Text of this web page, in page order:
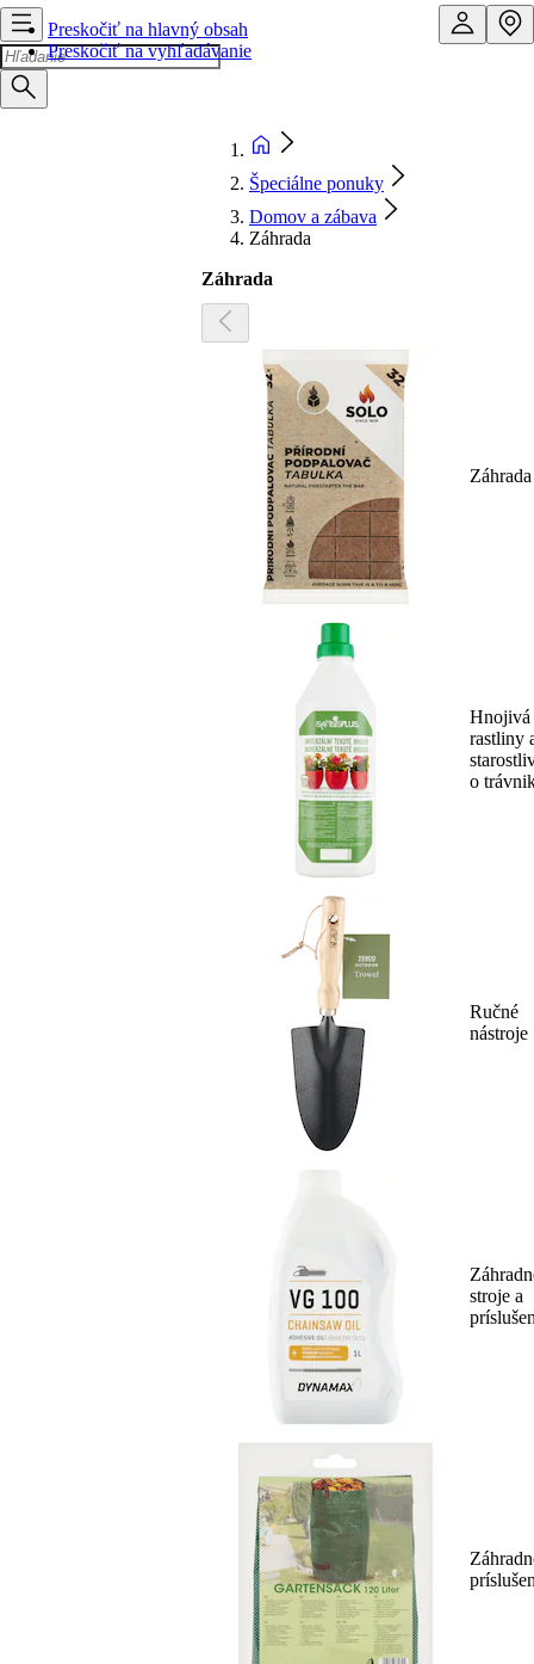
Preskočiť na hlavný obsah
Preskočiť na vyhľadávanie
Špeciálne ponuky
Domov a zábava
Záhrada
Záhrada
Záhrada
Hnojivá
rastliny
o
Ručné
nástroje
stroje a